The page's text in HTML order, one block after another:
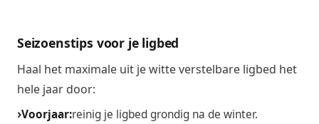
Seizoenstips voor je ligbed
Haal het maximale uit je witte verstelbare ligbed het
hele jaar door:
Voorjaar:reinig je ligbed grondig na de winter.